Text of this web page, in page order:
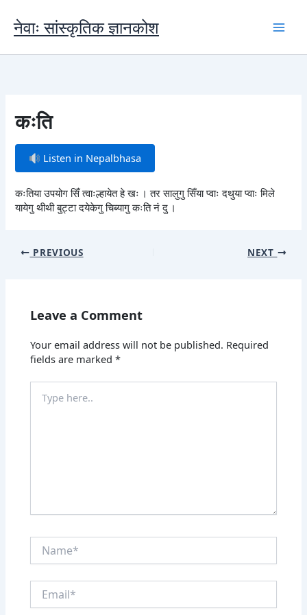
content
नेवाः सांस्कृतिक ज्ञानकोश
कःति
Listen in Nepalbhasa
कःतिया उपयोग सिँ त्वाःल्हायेत हे खः । तर सालुगु सिँया प्वाः दथुया प्वाः मिले
यायेगु थीथी बुट्टा दयेकेगु चिब्यागु कःति नं दु ।
PREVIOUS NEXT
Leave a Comment
Your email address will not be published. Required
fields are marked*
here..